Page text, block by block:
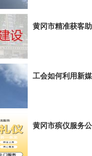
黄冈市精准获客
工会如何利用新
黄冈市殡仪服务